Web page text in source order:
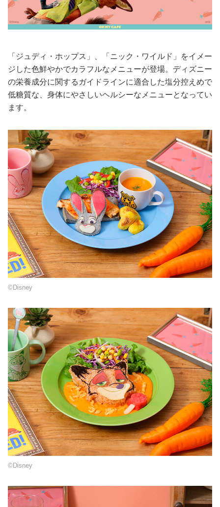
「ジュディ・ホップス」、「ニック・ワイルド」をイメー
ジした色鮮やかでカラフルなメニューが登場。ディズニー
の栄養成分に関するガイドラインに適合した塩分控えめで
低糖質な、身体にやさしいヘルシーなメニューとなってい
ます。
©Disney
©Disney